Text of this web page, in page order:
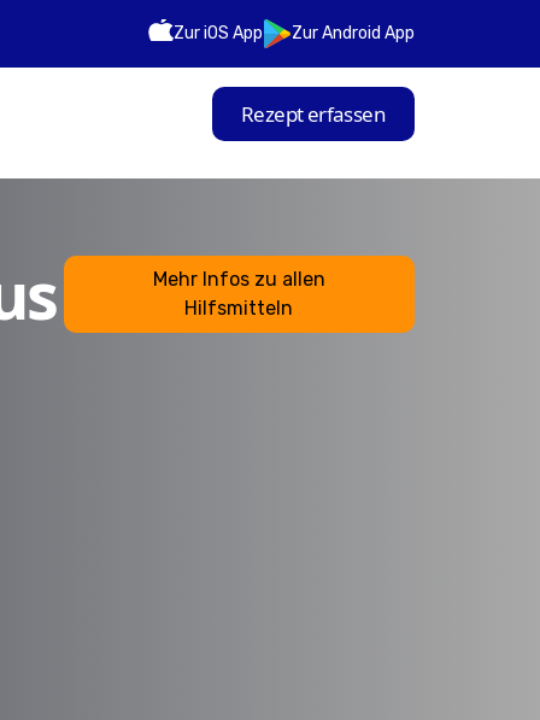
Zur iOS App Zur Android App
Rezept erfassen
Mehr Infos zu allen
Hilfsmitteln